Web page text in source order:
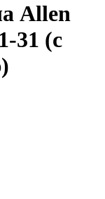
Allen
31 (с